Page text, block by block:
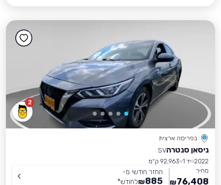
2
בפריסה ארצית
ניסאן סנטרהSV
2022 יד 1
92,963 ק״מ
מחיר
76,408
₪
החזר חודשי מ-
885
₪לחודש*